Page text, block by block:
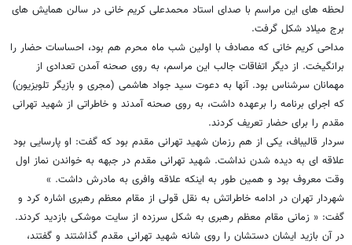
لحظه های این مراسم با صدای استاد محمدعلی کریم خانی در سالن همایش های
برج میلاد شکل گرفت.
مداحی کریم خانی که مصادف با اولین شب ماه محرم هم بود، احساسات حضار را
برانگیخت. از دیگر اتفاقات جالب این مراسم، به روی صحنه آمدن تعدادی از
مهمانان سرشناس بود. آنها به دعوت سید جواد هاشمی (مجری و بازیگر تلویزیون)
که اجرای برنامه را برعهده داشت، به روی صحنه آمدند و خاطراتی از شهید تهرانی
مقدم را برای حضار تعریف کردند.
سردار قالیباف، یکی از هم رزمان شهید تهرانی مقدم بود که گفت: او پارسایی بود
علاقه ای به دیده شدن نداشت. شهید تهرانی مقدم در جبهه به خواندن نماز اول
وقت معروف بود و همین طور به اینکه علاقه وافری به مادرش داشت. »
شهردار تهران در ادامه خاطراتش به نقل قولی از مقام معظم رهبری اشاره کرد و
گفت: « زمانی مقام معظم رهبری به شکل سرزده از سایت موشکی بازدید کردند.
در آن بازید ایشان دستشان را روی شانه شهید تهرانی مقدم گذاشتند و گفتند،